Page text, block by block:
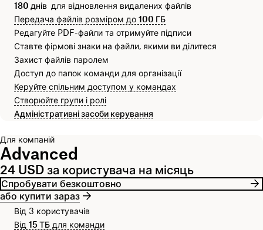
180 днів для відновлення видалених файлів
Передача файлів розміром до 100 ГБ
Редагуйте PDF-файли та отримуйте підписи
Ставте фірмові знаки на файли, якими ви ділитеся
Захист файлів паролем
Доступ до папок команди для організації
Керуйте спільним доступом у командах
Створюйте групи і ролі
Адміністративні засоби керування
Для компаній
Advanced
24 USD за користувача на місяць
Спробувати безкоштовно
або купити зараз
Від 3 користувачів
Від 15 ТБ для команди